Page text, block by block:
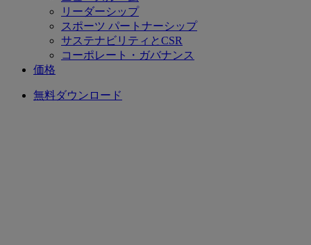
リーダーシップ
スポーツ パートナーシップ
サステナビリティとCSR
コーポレート・ガバナンス
価格
無料ダウンロード